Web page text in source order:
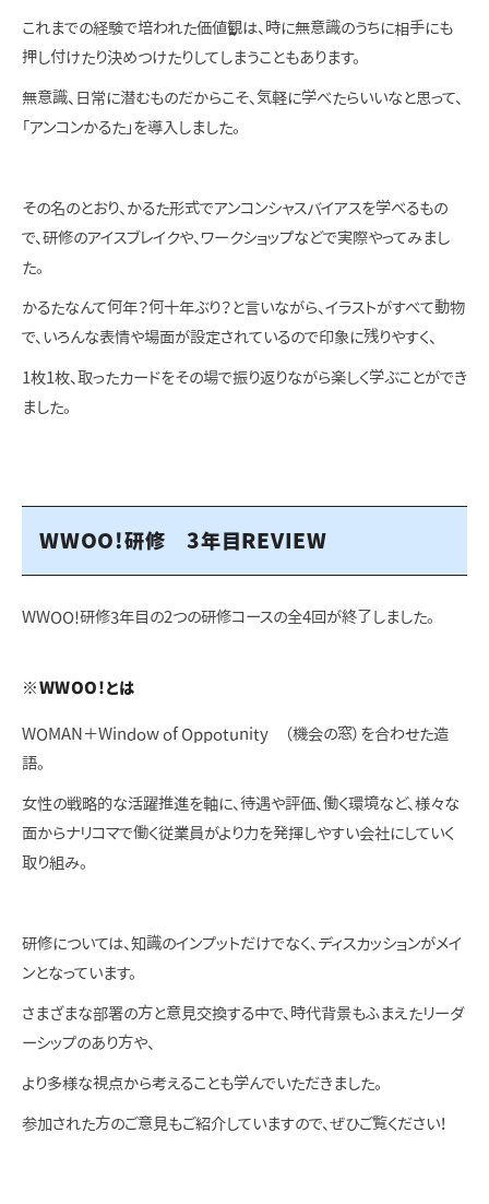
これまでの経験で培われた価値観は、時に無意識のうちに相手にも
押し付けたり決めつけたりしてしまうこともあります。
無意識、日常に潜むものだからこそ、気軽に学べたらいいなと思って、
「アンコンかるた」を導入しました。
その名のとおり、かるた形式でアンコンシャスバイアスを学べるもの
で、研修のアイスブレイクや、ワークショップなどで実際やってみまし
た。
かるたなんて何年？何十年ぶり？と言いながら、イラストがすべて動物
で、いろんな表情や場面が設定されているので印象に残りやすく、
1枚1枚、取ったカードをその場で振り返りながら楽しく学ぶことができ
ました。
WWOO!研修 3年目REVIEW
WWOO!研修3年目の2つの研修コースの全4回が終了しました。
※WWOO!とは
WOMAN＋Window of Oppotunity （機会の窓）を合わせた造
語。
女性の戦略的な活躍推進を軸に、待遇や評価、働く環境など、様々な
面からナリコマで働く従業員がより力を発揮しやすい会社にしていく
取り組み。
研修については、知識のインプットだけでなく、ディスカッションがメイ
ンとなっています。
さまざまな部署の方と意見交換する中で、時代背景もふまえたリーダ
ーシップのあり方や、
より多様な視点から考えることも学んでいただきました。
参加された方のご意見もご紹介していますので、ぜひご覧ください！